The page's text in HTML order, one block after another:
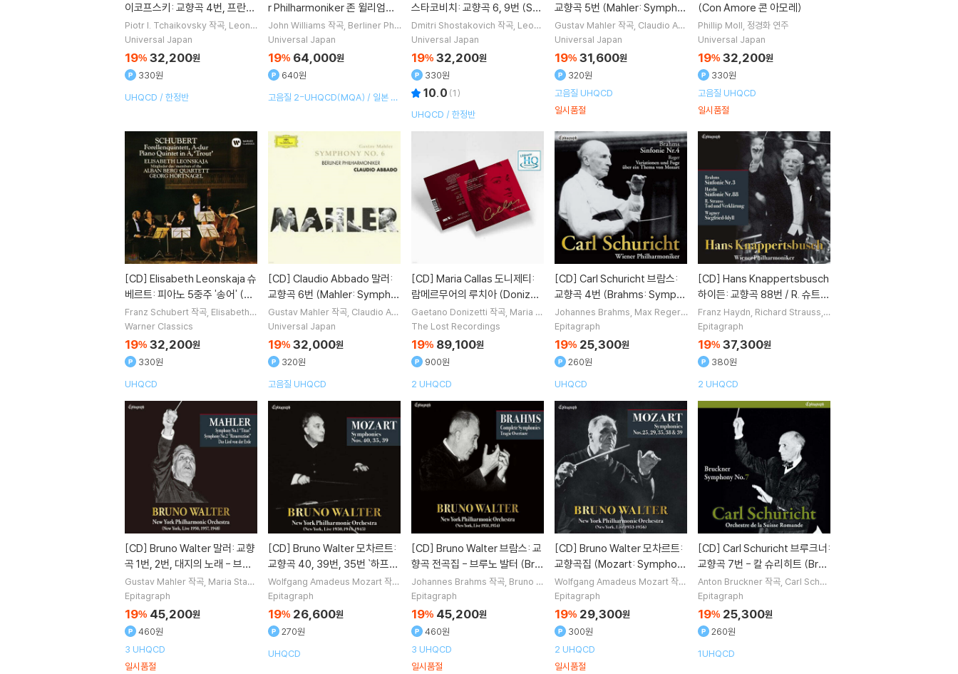
이코프스키: 교향곡 4번, 프란체
스카 다 리미니 (Tchaikovsky:
Symphony Op. 36, Frances
ca Da Rimini)
Piotr I. Tchaikovsky 작곡 Leona
rd Bernstein지휘
Universal Japan
19% 32,200원
330원
UHQCD / 한정반
r Philharmoniker 존 윌리엄스
- 베를린 콘서트 (The Berlin C
oncert) [UHQCD]
John Williams 작곡 Berliner Phil
harmoniker오케스트라
Universal Japan
19% 64,000원
640원
고음질 2-UHQCD(MQA) / 일본 수
스타코비치: 교향곡 6, 9번 (Sho
stakovich: Symphony Op. 5
4, 70)
Dmitri Shostakovich 작곡 Leona
rd Bernstein지휘
Universal Japan
19% 32,200원
330원
10.0 (1)
UHQCD / 한정반
교향곡 5번 (Mahler: Sympho
ny No. 5)
Gustav Mahler 작곡 Claudio Ab
bado지휘 Berliner Philharmoni
Universal Japan
19% 31,600원
320원
고음질 UHQCD
일시품절
(Con Amore 콘 아모레)
Phillip Moll 정경화 연주
Universal Japan
19% 32,200원
330원
고음질 UHQCD
일시품절
[CD]
베르트: 피아노 5중주 '송어' (Sc
hubert: Trout Quintet)
Franz Schubert 작곡 Elisabeth L
eonskaja Georg Hortnagel
Warner Classics
19% 32,200원
330원
UHQCD
[CD]
교향곡 6번 (Mahler: Sympho
ny No. 6)
Gustav Mahler 작곡 Claudio Ab
bado지휘 Berliner Philharmoni
Universal Japan
19% 32,000원
320원
고음질 UHQCD
[CD]
람메르무어의 루치아 (Donizet
ti: Lucia Di Lammermoor Be
rlin 1955)
Gaetano Donizetti 작곡 Maria C
allas 노래 Herbert von Karajan
chester Berlin오케스트라 외 1명
The Lost Recordings
19% 89,100원
900원
2 UHQCD
[CD]
교향곡 4번 (Brahms: Symph
ony No. 4)
Johannes Brahms Max Reger
작곡 Carl Schuricht
Epitagraph
19% 25,300원
260원
UHQCD
[CD]
하이든: 교향곡 88번 / R. 슈트라
우스: 죽음과 변용 / 브람스: 교향
곡 3번 / 바그너: 지그프리드 목
가 (Brahms / Haydn / Wagne
r / R.Strauss)
Franz Haydn Richard Strauss J
ohannes Brahms
Epitagraph
19% 37,300원
380원
2 UHQCD
[CD]
곡 1번, 2번, 대지의 노래 - 브루
노 발터 (Mahler: Symphony
Collection)
Gustav Mahler 작곡 Maria Stad
er Kathleen Ferrier
Epitagraph
19% 45,200원
460원
3 UHQCD
일시품절
[CD]
교향곡 40, 39번, 35번 `하프너`
- 브루노 발터 (Mozart: Symp
honies K.550, 385, 543)
Wolfgang Amadeus Mozart 작곡
Bruno Walter
Epitagraph
19% 26,600원
270원
UHQCD
[CD]
향곡 전곡집 - 브루노 발터 (Bra
hms: Complete Symphonie
s)
Johannes Brahms 작곡 Bruno W
alter지휘 New York Philharmoni
Epitagraph
19% 45,200원
460원
3 UHQCD
일시품절
[CD]
교향곡집 (Mozart: Symphoni
es)
Wolfgang Amadeus Mozart 작곡
Bruno Walter
Epitagraph
19% 29,300원
300원
2 UHQCD
일시품절
[CD]
교향곡 7번 - 칼 슈리히트 (Bruc
kner: Symphony WAB107)
Anton Bruckner 작곡 Carl Schuri
cht지휘 Orchestre de la Suisse
Epitagraph
19% 25,300원
260원
1UHQCD